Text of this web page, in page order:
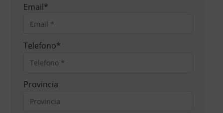
Email*
Telefono*
Provincia